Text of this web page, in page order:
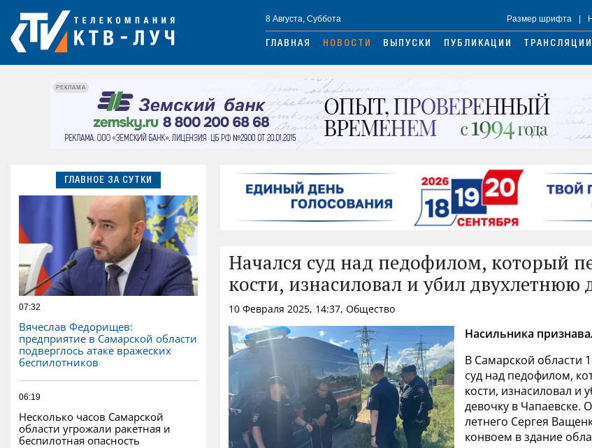
8 Августа, Суббота Размер шрифта
ГЛАВНАЯ НОВОСТИ ВЫПУСКИ ПУБЛИКАЦИИ ТРАНСЛЯЦИИ
РЕКЛАМА
ГЛАВНОЕ ЗА СУТКИ
07:32
Вячеслав Федорищев:
предприятие в Самарской области
подверглось атаке вражеских
беспилотников
06:19
Несколько часов Самарской
области угрожали ракетная и
беспилотная опасность
Начался суд над педофилом, который
кости, изнасиловал и убил двухлетнюю
10 Февраля 2025, 14:37, Общество
Насильника
В Самарской области
суд над педофилом,
кости, изнасиловал и
девочку в Чапаевске.
летнего Сергея
конвоем в здание